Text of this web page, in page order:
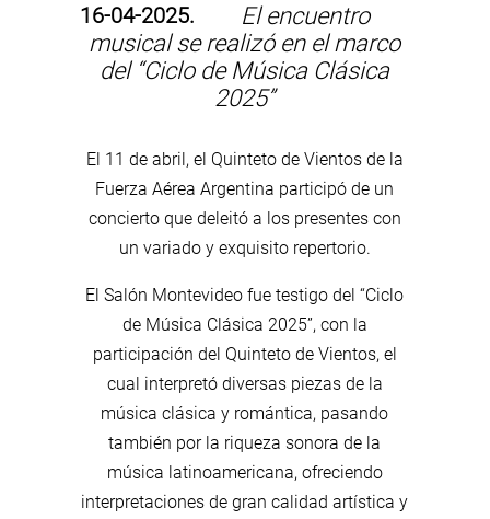
16-04-2025.
El encuentro
musical se realizó en el marco
del “Ciclo de Música Clásica
2025”
El 11 de abril, el Quinteto de Vientos de la
Fuerza Aérea Argentina participó de un
concierto que deleitó a los presentes con
un variado y exquisito repertorio.
El Salón Montevideo fue testigo del “Ciclo
de Música Clásica 2025”, con la
participación del Quinteto de Vientos, el
cual interpretó diversas piezas de la
música clásica y romántica, pasando
también por la riqueza sonora de la
música latinoamericana, ofreciendo
interpretaciones de gran calidad artística y